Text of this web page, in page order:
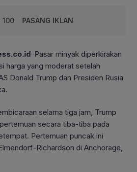
100 PASANG IKLAN
-Pasar minyak diperkirakan
harga yang moderat setelah
Donald Trump dan Presiden Rusia
selama tiga jam, Trump
secara tiba-tiba pada
Pertemuan puncak ini
Richardson di Anchorage,